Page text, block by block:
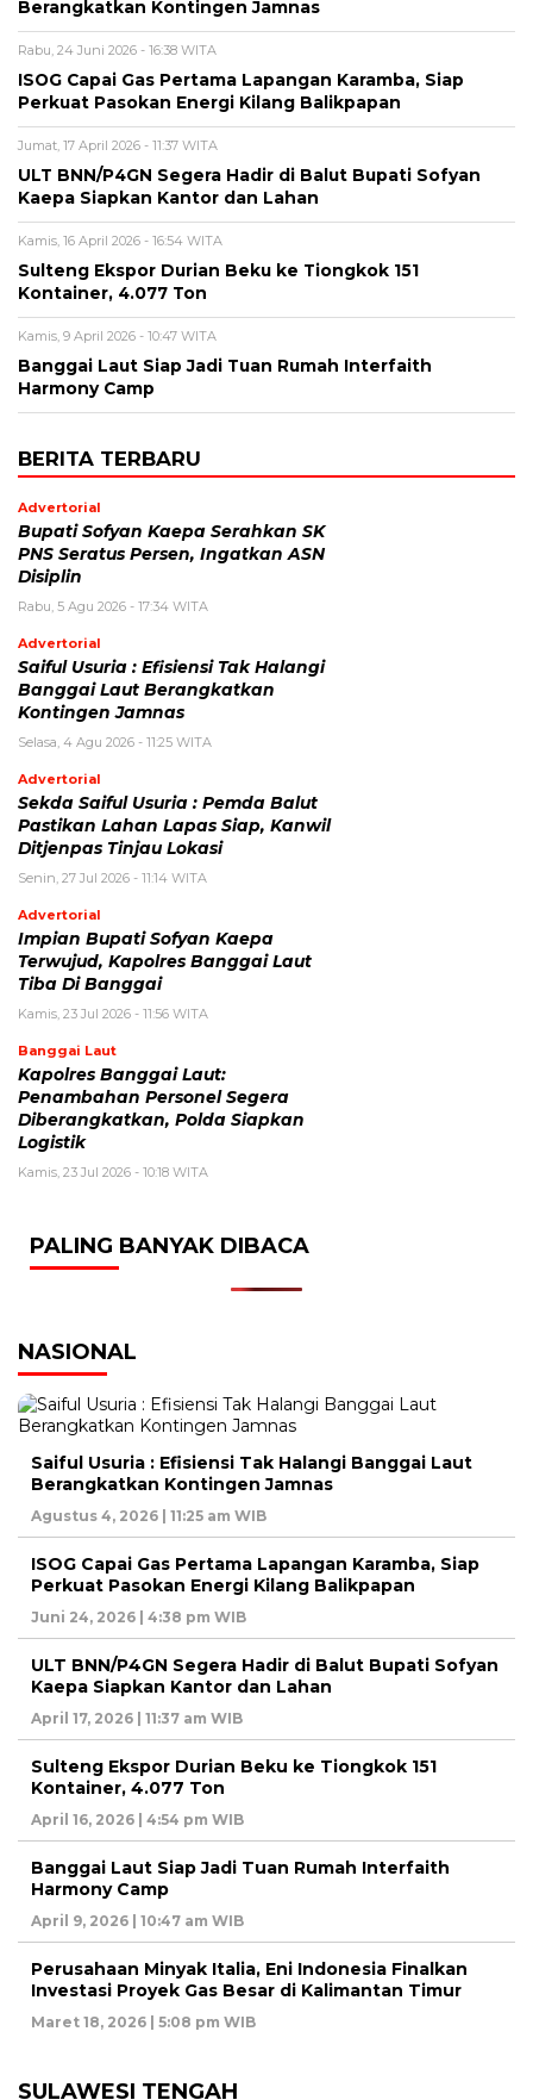
Berangkatkan Kontingen Jamnas
Rabu, 24 Juni 2026 - 16:38 WITA
ISOG Capai Gas Pertama Lapangan Karamba, Siap
Perkuat Pasokan Energi Kilang Balikpapan
Jumat, 17 April 2026 - 11:37 WITA
ULT BNN/P4GN Segera Hadir di Balut Bupati Sofyan
Kaepa Siapkan Kantor dan Lahan
Kamis, 16 April 2026 - 16:54 WITA
Sulteng Ekspor Durian Beku ke Tiongkok 151
Kontainer, 4.077 Ton
Kamis, 9 April 2026 - 10:47 WITA
Banggai Laut Siap Jadi Tuan Rumah Interfaith
Harmony Camp
BERITA TERBARU
Advertorial
Bupati Sofyan Kaepa Serahkan SK
PNS Seratus Persen, Ingatkan ASN
Disiplin
Rabu, 5 Agu 2026 - 17:34 WITA
Advertorial
Saiful Usuria : Efisiensi Tak Halangi
Banggai Laut Berangkatkan
Kontingen Jamnas
Selasa, 4 Agu 2026 - 11:25 WITA
Advertorial
Sekda Saiful Usuria : Pemda Balut
Pastikan Lahan Lapas Siap, Kanwil
Ditjenpas Tinjau Lokasi
Senin, 27 Jul 2026 - 11:14 WITA
Advertorial
Impian Bupati Sofyan Kaepa
Terwujud, Kapolres Banggai Laut
Tiba Di Banggai
Kamis, 23 Jul 2026 - 11:56 WITA
Banggai Laut
Kapolres Banggai Laut:
Penambahan Personel Segera
Diberangkatkan, Polda Siapkan
Logistik
Kamis, 23 Jul 2026 - 10:18 WITA
PALING BANYAK DIBACA
NASIONAL
Saiful Usuria : Efisiensi Tak Halangi Banggai Laut
Berangkatkan Kontingen Jamnas
Agustus 4, 2026 | 11:25 am WIB
ISOG Capai Gas Pertama Lapangan Karamba, Siap
Perkuat Pasokan Energi Kilang Balikpapan
Juni 24, 2026 | 4:38 pm WIB
ULT BNN/P4GN Segera Hadir di Balut Bupati Sofyan
Kaepa Siapkan Kantor dan Lahan
April 17, 2026 | 11:37 am WIB
Sulteng Ekspor Durian Beku ke Tiongkok 151
Kontainer, 4.077 Ton
April 16, 2026 | 4:54 pm WIB
Banggai Laut Siap Jadi Tuan Rumah Interfaith
Harmony Camp
April 9, 2026 | 10:47 am WIB
Perusahaan Minyak Italia, Eni Indonesia Finalkan
Investasi Proyek Gas Besar di Kalimantan Timur
Maret 18, 2026 | 5:08 pm WIB
SULAWESI TENGAH